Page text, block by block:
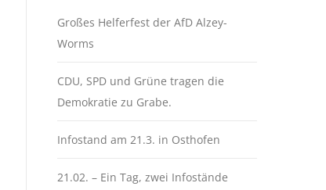
Großes Helferfest der AfD Alzey-
Worms
CDU, SPD und Grüne tragen die
Demokratie zu Grabe.
Infostand am 21.3. in Osthofen
21.02. – Ein Tag, zwei Infostände